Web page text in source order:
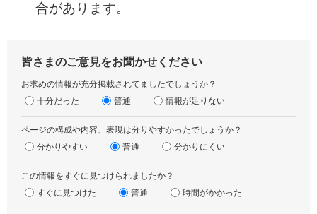
合があります。
皆さまのご意見をお聞かせください
お求めの情報が充分掲載されてましたでしょうか？
十分だった
普通 情報が足りない
ページの構成や内容、表現は分りやすかったでしょうか？
分かりやすい
普通 分かりにくい
この情報をすぐに見つけられましたか？
すぐに見つけた
普通 時間がかかった